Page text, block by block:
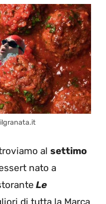
al settimo
nato a
Le